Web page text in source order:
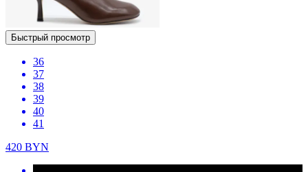
Быстрый просмотр
36
37
38
39
40
41
420 BYN